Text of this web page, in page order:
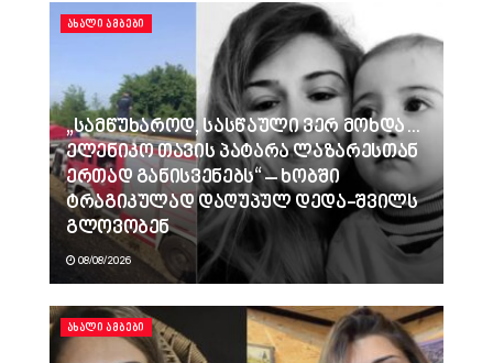
ᲐᲮᲐᲚᲘ ᲐᲛᲑᲔᲑᲘ
„სამწუხაროდ, სასწაული ვერ მოხდა…
ელენიკო თავის პატარა ლაზარესთან
ერთად განისვენებს“ – ხობში
ტრაგიკულად დაღუპულ დედა-შვილს
გლოვობენ
08/08/2026
ᲐᲮᲐᲚᲘ ᲐᲛᲑᲔᲑᲘ